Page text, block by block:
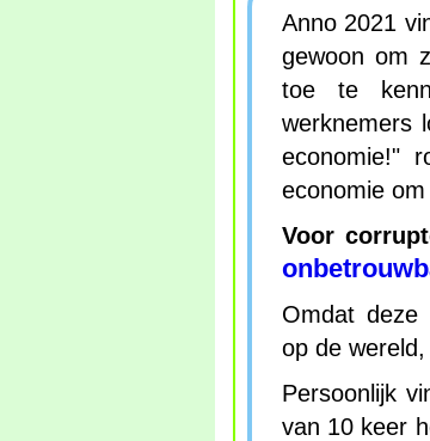
Anno 2021
gewoon om
toe te
werknemers
economie!"
economie
Voor
Omdat deze
op de
Persoonlijk
van 10 keer